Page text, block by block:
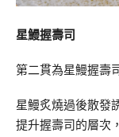
星鰻握壽司
第二貫為星鰻握壽
星鰻炙燒過後散發
提升握壽司的層次